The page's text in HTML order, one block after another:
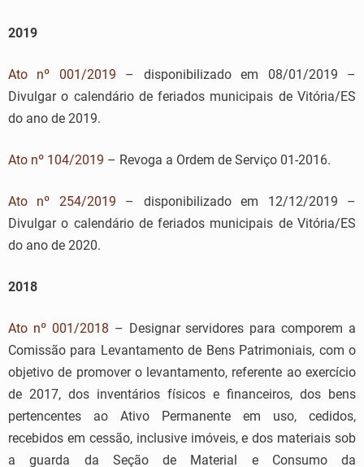
2019
Ato nº 001/2019 – disponibilizado em 08/01/2019 –
Divulgar o calendário de feriados municipais de Vitória/ES
do ano de 2019.
Ato nº 104/2019 – Revoga a Ordem de Serviço 01-2016.
Ato nº 254/2019 – disponibilizado em 12/12/2019 –
Divulgar o calendário de feriados municipais de Vitória/ES
do ano de 2020.
2018
Ato nº 001/2018 – Designar servidores para comporem a
Comissão para Levantamento de Bens Patrimoniais, com o
objetivo de promover o levantamento, referente ao exercício
de 2017, dos inventários físicos e financeiros, dos bens
pertencentes ao Ativo Permanente em uso, cedidos,
recebidos em cessão, inclusive imóveis, e dos materiais sob
a guarda da Seção de Material e Consumo da